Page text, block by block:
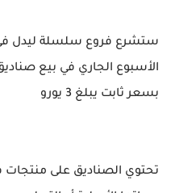
ستشرع فروع سلسلة ليدل في
الأسبوع الجاري في بيع
بسعر ثابت يبلغ 3 يورو
تحتوي الصناديق على منتجات